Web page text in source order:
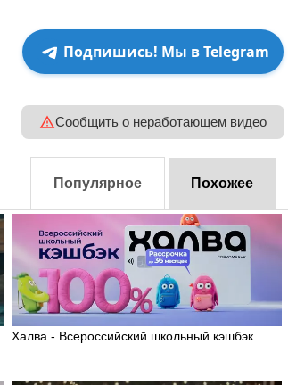
Подпишись! Мы в Telegram
Сообщить о неработающем видео
Популярное Похожее
Халва - Всероссийский школьный кэшбэк